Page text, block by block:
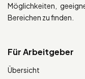
Möglichkeiten,
Bereichen zu finden.
Für Arbeitgeber
Übersicht